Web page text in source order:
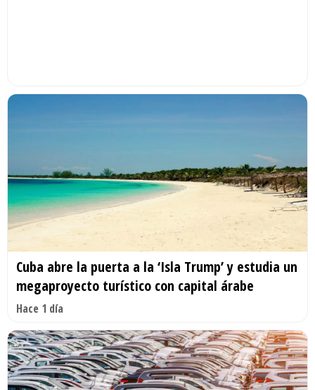
Cuba abre la puerta a la ‘Isla Trump’ y estudia un
megaproyecto turístico con capital árabe
Hace 1 día